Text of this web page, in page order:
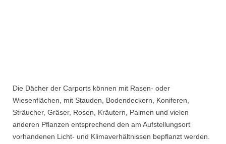
Die Dächer der Carports können mit Rasen- oder
Wiesenflächen, mit Stauden, Bodendeckern, Koniferen,
Sträucher, Gräser, Rosen, Kräutern, Palmen und vielen
anderen Pflanzen entsprechend den am Aufstellungsort
vorhandenen Licht- und Klimaverhältnissen bepflanzt werden.